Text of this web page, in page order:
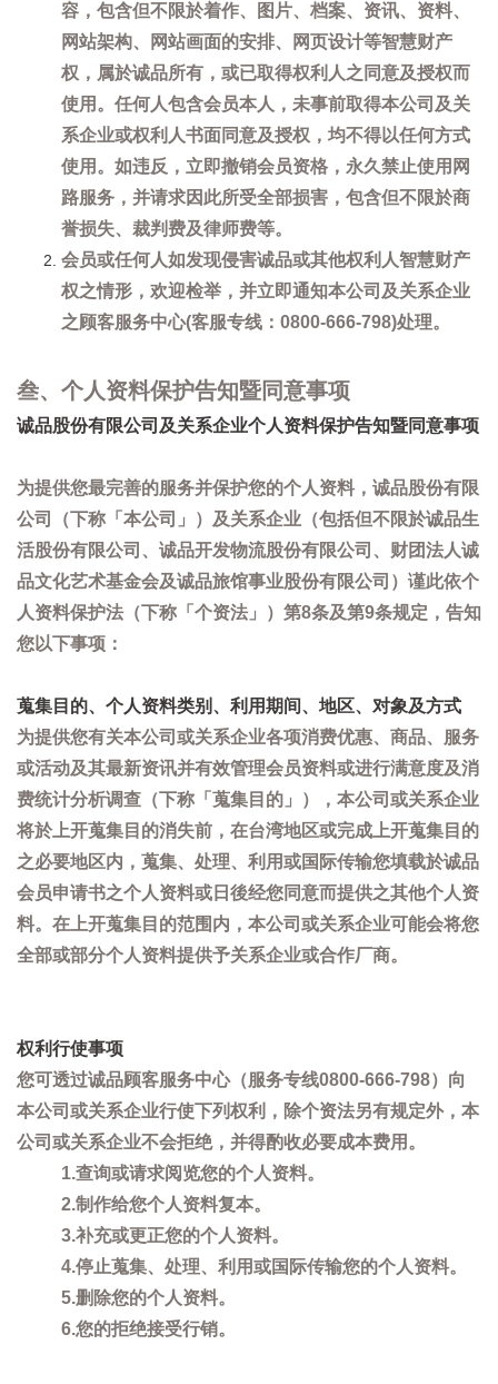
容，包含但不限於着作、图片、档案、资讯、资料、
网站架构、网站画面的安排、网页设计等智慧财产
权，属於诚品所有，或已取得权利人之同意及授权而
使用。任何人包含会员本人，未事前取得本公司及关
系企业或权利人书面同意及授权，均不得以任何方式
使用。如违反，立即撤销会员资格，永久禁止使用网
路服务，并请求因此所受全部损害，包含但不限於商
誉损失、裁判费及律师费等。
会员或任何人如发现侵害诚品或其他权利人智慧财产
权之情形，欢迎检举，并立即通知本公司及关系企业
之顾客服务中心(客服专线：0800-666-798)处理。
叁、个人资料保护告知暨同意事项
诚品股份有限公司及关系企业个人资料保护告知暨同意事项
为提供您最完善的服务并保护您的个人资料，诚品股份有限
公司（下称「本公司」）及关系企业（包括但不限於诚品生
活股份有限公司、诚品开发物流股份有限公司、财团法人诚
品文化艺术基金会及诚品旅馆事业股份有限公司）谨此依个
人资料保护法（下称「个资法」）第8条及第9条规定，告知
您以下事项：
蒐集目的、个人资料类别、利用期间、地区、对象及方式
为提供您有关本公司或关系企业各项消费优惠、商品、服务
或活动及其最新资讯并有效管理会员资料或进行满意度及消
费统计分析调查（下称「蒐集目的」），本公司或关系企业
将於上开蒐集目的消失前，在台湾地区或完成上开蒐集目的
之必要地区内，蒐集、处理、利用或国际传输您填载於诚品
会员申请书之个人资料或日後经您同意而提供之其他个人资
料。在上开蒐集目的范围内，本公司或关系企业可能会将您
全部或部分个人资料提供予关系企业或合作厂商。
权利行使事项
您可透过诚品顾客服务中心（服务专线0800-666-798）向
本公司或关系企业行使下列权利，除个资法另有规定外，本
公司或关系企业不会拒绝，并得酌收必要成本费用。
1.查询或请求阅览您的个人资料。
2.制作给您个人资料复本。
3.补充或更正您的个人资料。
4.停止蒐集、处理、利用或国际传输您的个人资料。
5.删除您的个人资料。
6.您的拒绝接受行销。